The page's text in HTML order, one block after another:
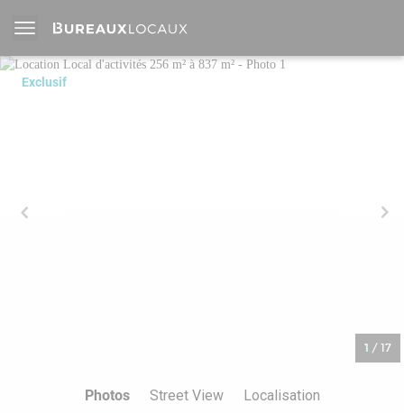
Exclusif
1 / 17
Photos Street View Localisation